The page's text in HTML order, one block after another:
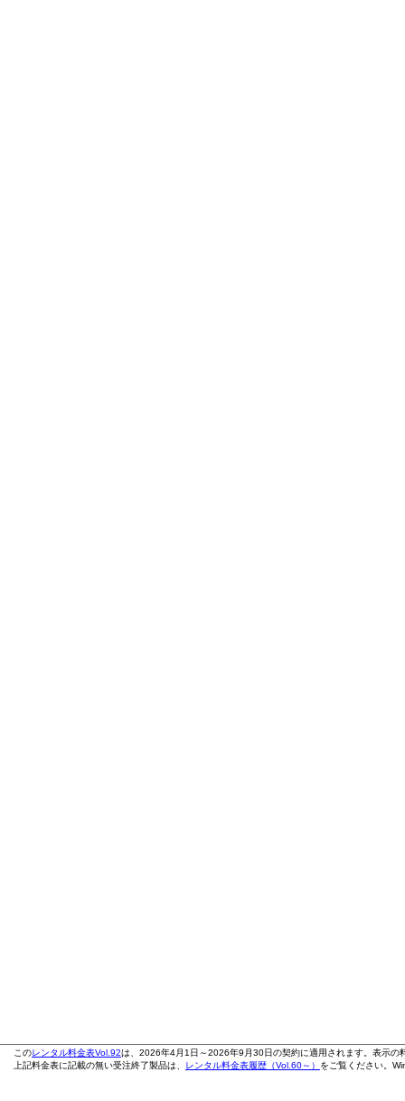
このレンタル料金表Vol.92は、2026年4月1日～2026年9月30日の契約に適用されます。表示
上記料金表に記載の無い受注終了製品は、 レンタル料金表履歴（Vol.60～） をご覧ください。